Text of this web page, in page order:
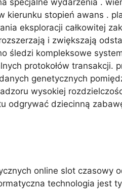
kierunku stopień awans .
eksploracji całkowitej
i zwiększają
śledzi kompleksowe
protokołów transakcji.
genetycznych
wysokiej
odgrywać dziecinną
online slot czasowy
technologia jest